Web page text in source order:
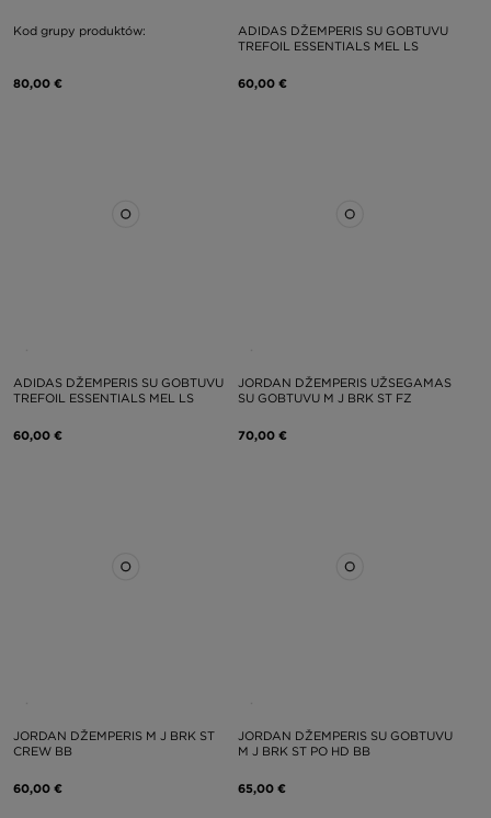
Kod grupy produktów:
80,00 €
ADIDAS DŽEMPERIS SU GOBTUVU
TREFOIL ESSENTIALS MEL LS
60,00 €
ADIDAS DŽEMPERIS SU GOBTUVU
TREFOIL ESSENTIALS MEL LS
60,00 €
JORDAN DŽEMPERIS UŽSEGAMAS
SU GOBTUVU M J BRK ST FZ
70,00 €
JORDAN DŽEMPERIS M J BRK ST
CREW BB
60,00 €
JORDAN DŽEMPERIS SU GOBTUVU
M J BRK ST PO HD BB
65,00 €